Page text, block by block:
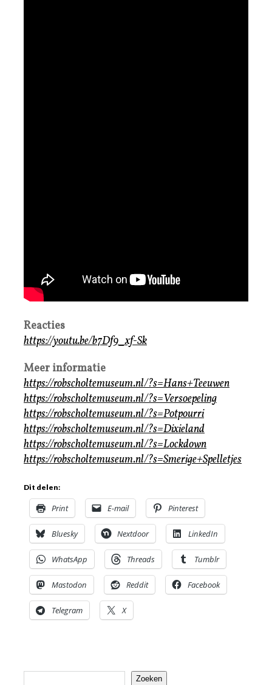
Reacties
https://youtu.be/b7Df9_xf-Sk
Meer informatie
https://robscholtemuseum.nl/?s=Hans+Teeuwen
https://robscholtemuseum.nl/?s=Versoepeling
https://robscholtemuseum.nl/?s=Potpourri
https://robscholtemuseum.nl/?s=Dixieland
https://robscholtemuseum.nl/?s=Lockdown
https://robscholtemuseum.nl/?s=Smerige+Spelletjes
Dit delen:
Print E-mail Pinterest
Bluesky Nextdoor LinkedIn
WhatsApp Threads Tumblr
Mastodon Reddit Facebook
Telegram X
Zoeken